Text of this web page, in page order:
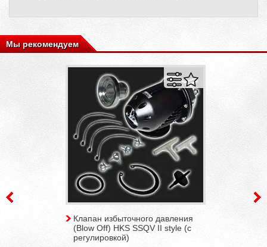
Мы рекомендуем
Клапан избыточного давления
(Blow Off) HKS SSQV II style (с
регулировкой)